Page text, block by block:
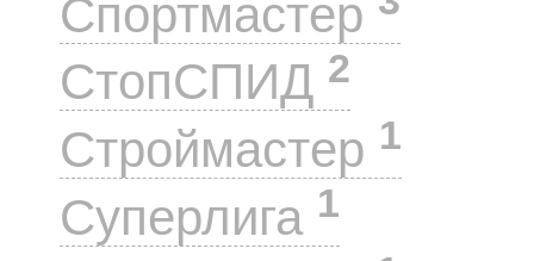
Спортмастер
СтопСПИД 2
Строймастер 1
Суперлига 1